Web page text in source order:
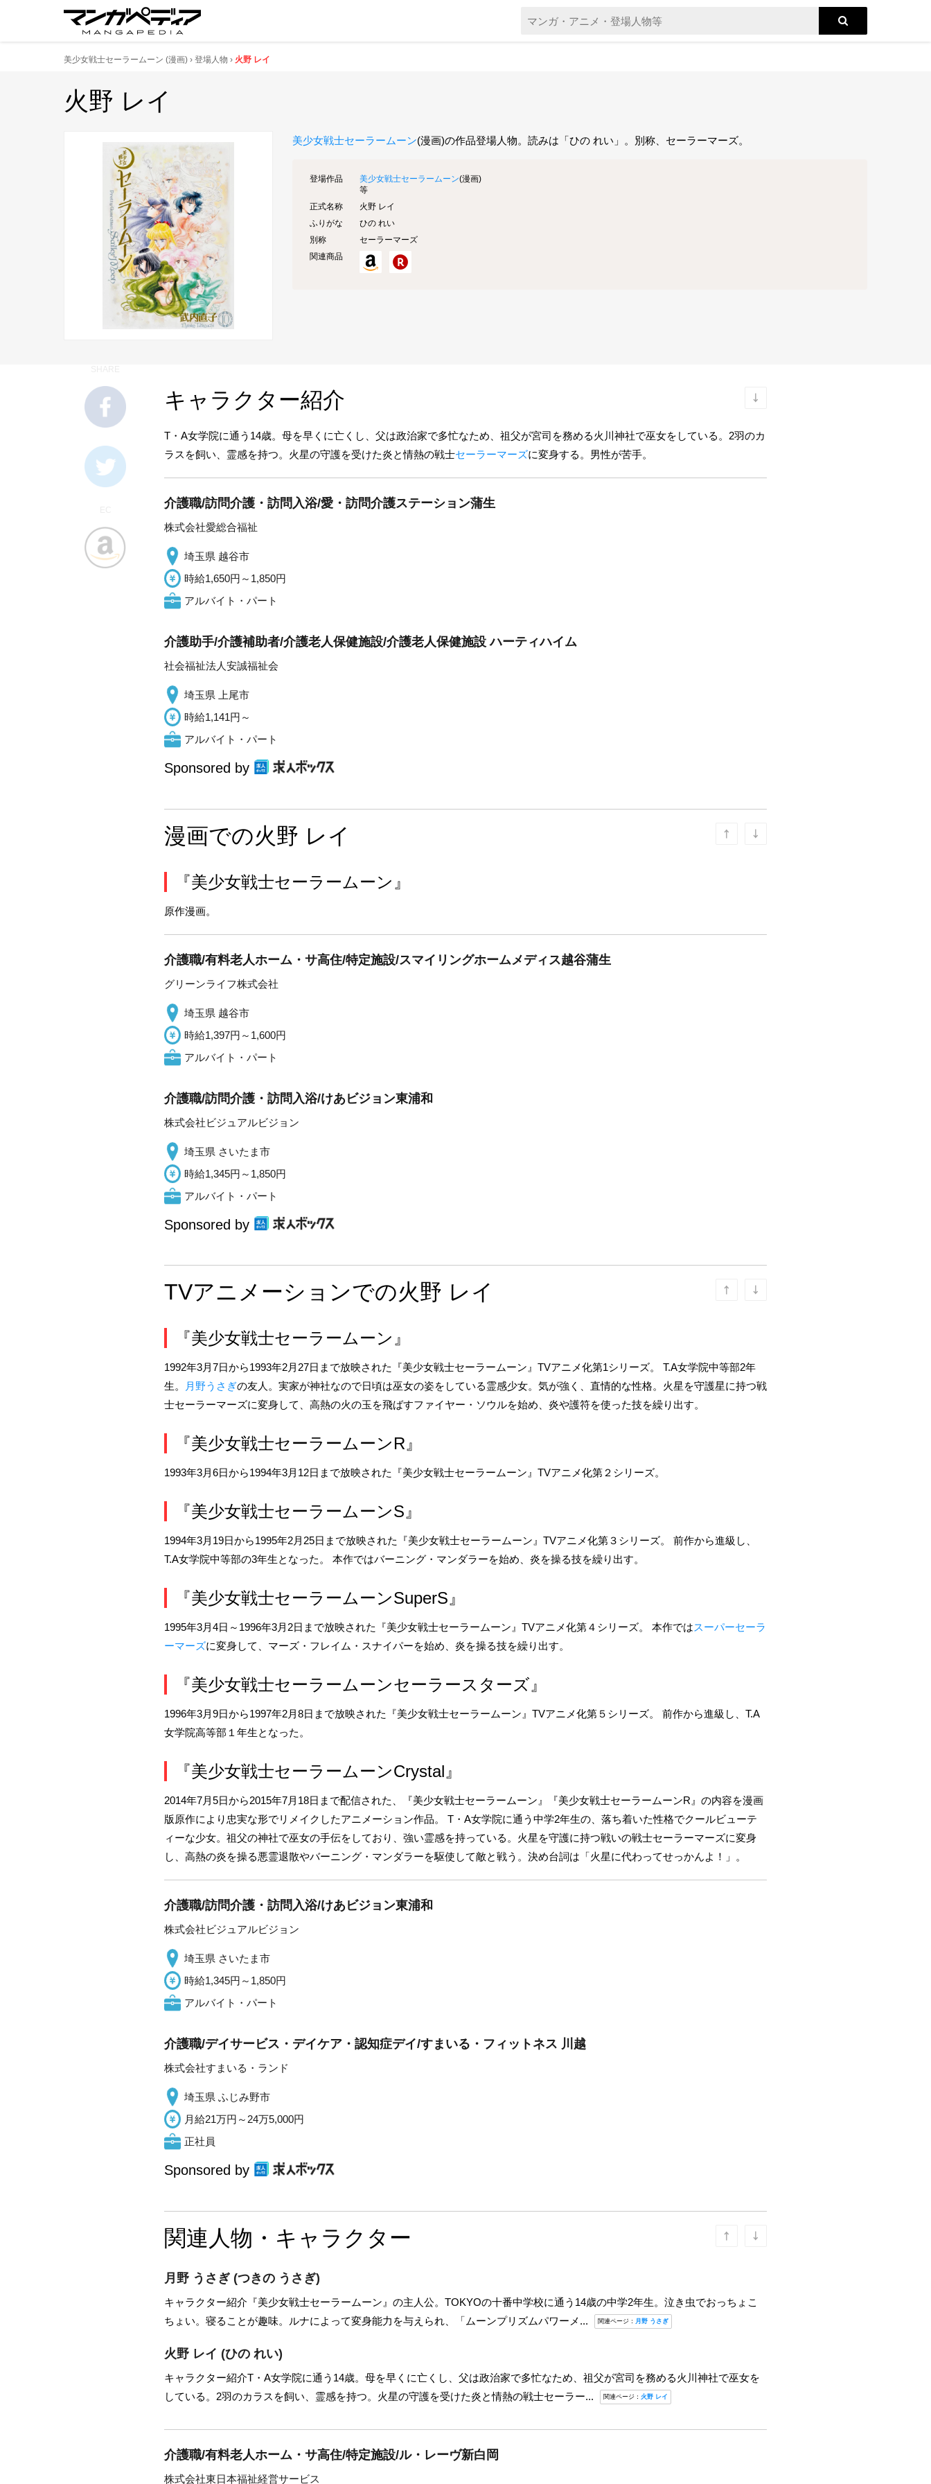
美少女戦士セーラームーン (漫画) 登場人物 火野 レイ
火野 レイ
美少女戦士セーラームーン(漫画)の作品登場人物。読みは「ひの れい」。別称、セーラーマーズ。
登場作品 美少女戦士セーラームーン(漫画)
等
正式名称
火野 レイ
ふりがな
ひの れい
別称
セーラーマーズ
関連商品
キャラクター紹介
T・A女学院に通う14歳。母を早くに亡くし、父は政治家で多忙なため、祖父が宮司を務める火川神社で巫女をしている。2羽のカ
ラス を飼い、霊感を持つ。 火星の守護を受けた炎と情熱の戦士セーラーマーズに変身する。男性が苦手。
介護職/訪問介護・訪問入浴/愛・訪問介護ステーション蒲生
株式会社愛総合福祉
埼玉県 越谷市
時給1,650円～1,850円
アルバイト・パート
介護助手/介護補助者/介護老人保健施設/介護老人保健施設 ハーティハイム
社会福祉法人安誠福祉会
埼玉県 上尾市
時給1,141円～
アルバイト・パート
Sponsored by
漫画での火野 レイ
『美少女戦士セーラームーン』
原作漫画。
介護職/有料老人ホーム・サ高住/特定施設/スマイリングホームメディス越谷蒲生
グリーンライフ株式会社
埼玉県 越谷市
時給1,397円～1,600円
アルバイト・パート
介護職/訪問介護・訪問入浴/けあビジョン東浦和
株式会社ビジュアルビジョン
埼玉県 さいたま市
時給1,345円～1,850円
アルバイト・パート
Sponsored by
TVアニメーションでの火野 レイ
『美少女戦士セーラームーン』
1992年3月7日から1993年2月27日まで放映された『美少女戦士セーラームーン』TVアニメ化第1シリーズ。 T.A女学院中等部2年
生。
月野うさぎの友人。実家が神社なので日頃は巫女の姿をしている霊感少女。気が強く、直情的な性格。火星を守護星に持つ戦
士セーラーマーズに変身して、高熱の火の玉を飛ばすファイヤー・ソウルを始め、炎や護符を使った技を繰り出す。
『美少女戦士セーラームーンR』
1993年3月6日から1994年3月12日まで放映された『美少女戦士セーラームーン』TVアニメ化第２シリーズ。
『美少女戦士セーラームーンS』
1994年3月19日から1995年2月25日まで放映された『美少女戦士セーラームーン』TVアニメ化第３シリーズ。 前作から進級し、
T.A女学院中等部の3年生となった。 本作ではバーニング・マンダラーを始め、炎を操る技を繰り出す。
『美少女戦士セーラームーンSuperS』
1995年3月4日～1996年3月2日まで放映された『美少女戦士セーラームーン』TVアニメ化第４シリーズ。 本作ではスーパーセーラ
ーマーズに変身して、マーズ・フレイム・スナイパーを始め、炎を操る技を繰り出す。
『美少女戦士セーラームーンセーラースターズ』
1996年3月9日から1997年2月8日まで放映された『美少女戦士セーラームーン』TVアニメ化第５シリーズ。 前作から進級し、T.A
女学院高等部１年生となった。
『美少女戦士セーラームーンCrystal』
2014年7月5日から2015年7月18日まで配信された、『美少女戦士セーラームーン』『美少女戦士セーラームーンR』の内容を漫画
版原作により忠実な形でリメイクしたアニメーション作品。 T・A女学院に通う中学2年生の、落ち着いた性格でクールビューテ
ィーな少女。祖父の神社で巫女の手伝をしており、強い霊感を持っている。火星を守護に持つ戦いの戦士セーラーマーズに変身
し、高熱の炎を操る悪霊退散やバーニング・マンダラーを駆使して敵と戦う。決め台詞は「火星に代わってせっかんよ！」。
介護職/訪問介護・訪問入浴/けあビジョン東浦和
株式会社ビジュアルビジョン
埼玉県 さいたま市
時給1,345円～1,850円
アルバイト・パート
介護職/デイサービス・デイケア・認知症デイ/すまいる・フィットネス 川越
株式会社すまいる・ランド
埼玉県 ふじみ野市
月給21万円～24万5,000円
正社員
Sponsored by
関連人物・キャラクター
月野 うさぎ (つきの うさぎ)
キャラクター紹介『美少女戦士セーラームーン』の主人公。TOKYOの十番中学校に通う14歳の中学2年生。泣き虫でおっちょこ
ちょい。寝ることが趣味。ルナによって変身能力を与えられ、「ムーンプリズムパワーメ...
関連ページ： 月野 うさぎ
火野 レイ (ひの れい)
キャラクター紹介T・A女学院に通う14歳。母を早くに亡くし、父は政治家で多忙なため、祖父が宮司を務める火川神社で巫女を
している。2羽のカラスを飼い、霊感を持つ。火星の守護を受けた炎と情熱の戦士セーラー...
関連ページ： 火野 レイ
介護職/有料老人ホーム・サ高住/特定施設/ル・レーヴ新白岡
株式会社東日本福祉経営サービス